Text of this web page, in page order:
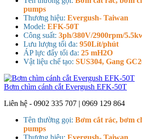
pumps
Thương hiệu: Evergush- Taiwan
Model: EFK-50T
Công suất: 3ph/380V/2900rpm/
Lưu lượng tối đa: 950Lít/phút
ÁP lực đẩy tối đa: 25 mH2O
Vật liệu chế tạo: SUS304, Gang
Bơm chìm cánh cắt Evergush EFK-50T
Liên hệ - 0902 335 707 | 0969 129 864
Tên thường gọi: Bơm cắt rác, bơm
pumps
Thương hiệu: Evergush- Taiwan